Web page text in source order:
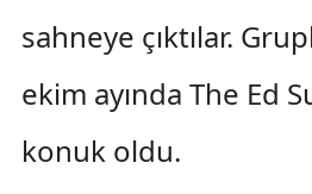
sahneye çıktılar.
ekim ayında The Ed
konuk oldu.